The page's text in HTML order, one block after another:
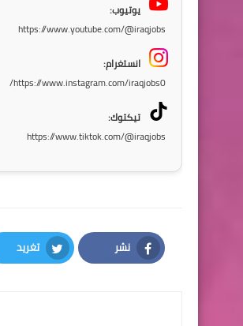
يوتيوب:
https://www.youtube.com/@iraqjobs
انستغرام:
https://www.instagram.com/iraqjobs0/
تيكتوك:
https://www.tiktok.com/@iraqjobs
نشر
Facebook
تغريد
Twitter